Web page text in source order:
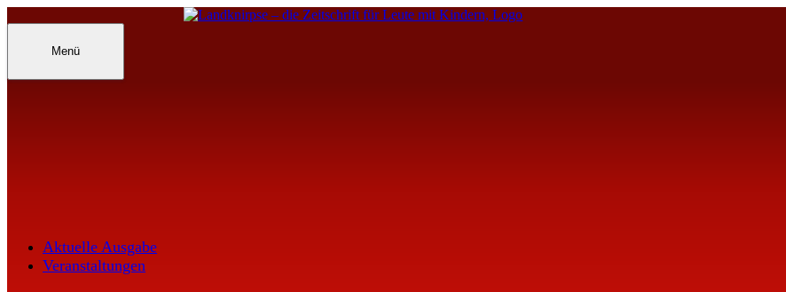
überspringen
Menü
Aktuelle Ausgabe
Veranstaltungen